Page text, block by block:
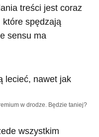
treści jest coraz
które spędzają
sensu ma
w drodze. Będzie taniej?
wszystkim